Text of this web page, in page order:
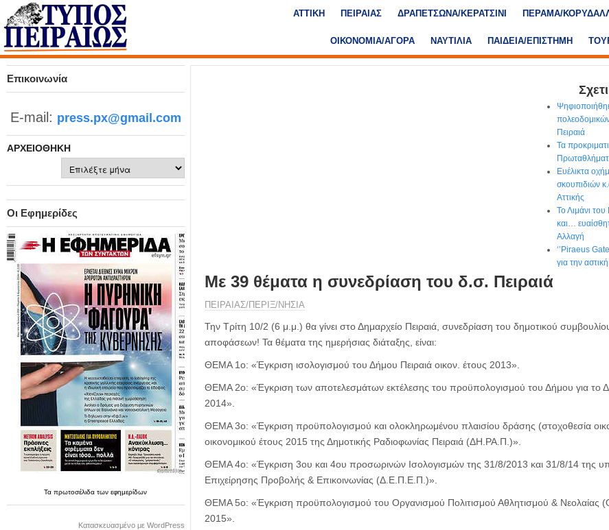
μ
ρ
ΑΤΤΙΚΗ ΠΕΙΡΑΙΑΣ ΔΡΑΠΕΤΣΩΝΑ/ΚΕΡΑΤΣΙΝΙ ΠΕΡΑΜΑ/
ΟΙΚΟΝΟΜΙΑ/ΑΓΟΡΑ ΝΑΥΤΙΛΙΑ ΠΑΙΔΕΙΑ/ΕΠΙΣΤΗΜΗ
Επικοινωνία
E-mail: press.px@gmail.com
ΑΡΧΕΙΟΘΉΚΗ
Οι Εφημερίδες
Ταπρωτοσέλιδατωνεφημερίδων
Κατασκευασμένο με WordPress
Πειραιά
Τα
Ευέλικτα
σκουπιδιών
Αττικής
Το Λιμάνι
και…
Αλλαγή
‘’Piraeus
για την
Με 39 θέματα η συνεδρίαση του δ.σ. Πειραιά
ΠΕΙΡΑΙΑΣ/ΠΕΡΙΞ/ΝΗΣΙΑ
Την Τρίτη 10/2 (6 μ.μ.) θα γίνει στο Δημαρχείο Πειραιά, συνεδρίαση του δημοτικού
αποφάσεων! Τα θέματα της ημερήσιας διάταξης, είναι:
ΘΕΜΑ 1ο: «Έγκριση ισολογισμού του Δήμου Πειραιά οικον. έτους 2013».
ΘΕΜΑ 2ο: «Έγκριση των αποτελεσμάτων εκτέλεσης του προϋπολογισμού του Δήμου για το Δ΄
2014».
ΘΕΜΑ 3ο: «Έγκριση προϋπολογισμού και ολοκληρωμένου πλαισίου δράσης (στοχοθεσία
οικονομικού έτους 2015 της Δημοτικής Ραδιοφωνίας Πειραιά (ΔΗ.ΡΑ.Π.)».
ΘΕΜΑ 4ο: «Έγκριση 3ου και 4ου προσωρινών Ισολογισμών της 31/8/2013 και 31/8/14 της
Επιχείρησης Προβολής & Επικοινωνίας (Δ.Ε.Π.Ε.Π.)».
ΘΕΜΑ 5ο: «Έγκριση προϋπολογισμού του Οργανισμού Πολιτισμού Αθλητισμού & Νεολαίας
2015».